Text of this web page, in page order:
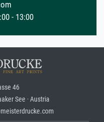
- 13:00
46
See · Austria